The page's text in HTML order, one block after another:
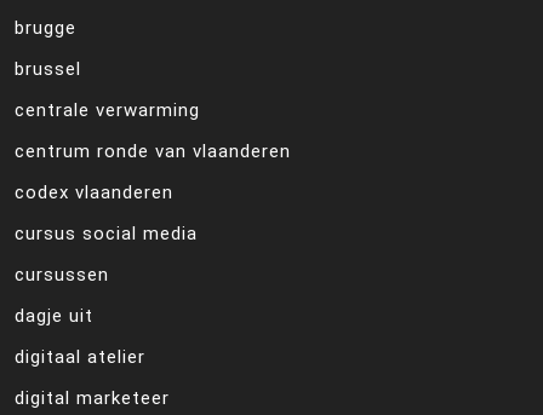
brugge
brussel
centrale verwarming
centrum ronde van vlaanderen
codex vlaanderen
cursus social media
cursussen
dagje uit
digitaal atelier
digital marketeer